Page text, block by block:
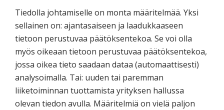
Tiedolla johtamiselle on monta määritelmää. Yksi
sellainen on: ajantasaiseen ja laadukkaaseen
tietoon perustuvaa päätöksentekoa. Se voi olla
myös oikeaan tietoon perustuvaa päätöksentekoa,
jossa oikea tieto saadaan dataa (automaattisesti)
analysoimalla. Tai: uuden tai paremman
liiketoiminnan tuottamista yrityksen hallussa
olevan tiedon avulla. Määritelmiä on vielä paljon